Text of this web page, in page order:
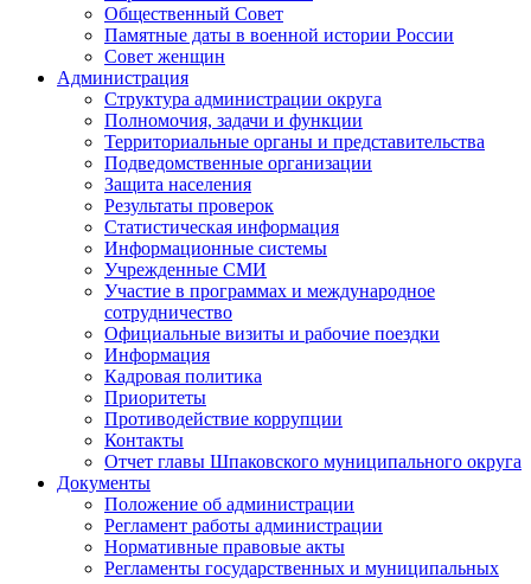
Общественный Совет
Памятные даты в военной истории России
Совет женщин
Администрация
Структура администрации округа
Полномочия, задачи и функции
Территориальные органы и представительства
Подведомственные организации
Защита населения
Результаты проверок
Статистическая информация
Информационные системы
Учрежденные СМИ
Участие в программах и международное
сотрудничество
Официальные визиты и рабочие поездки
Информация
Кадровая политика
Приоритеты
Противодействие коррупции
Контакты
Отчет главы Шпаковского муниципального округа
Документы
Положение об администрации
Регламент работы администрации
Нормативные правовые акты
Регламенты государственных и муниципальных